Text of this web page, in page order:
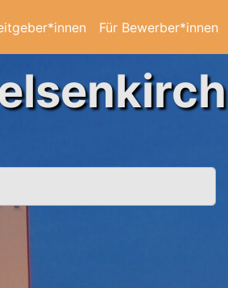
Für Bewerber*innen